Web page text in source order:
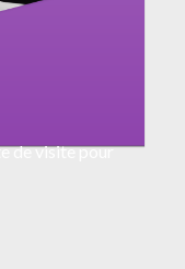
de visite pour